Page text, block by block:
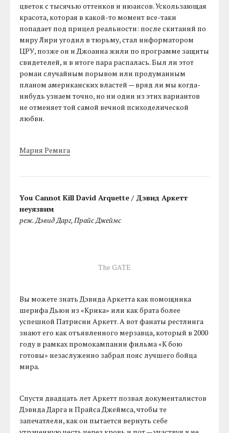
цветок с тысячью оттенков и нюансов. Ускользающая
красота, которая в какой-то момент все-таки
попадает под прицел реальности: после скитаний по
миру Лири угодил в тюрьму, стал информатором
ЦРУ, позже он и Джоанна жили по программе защиты
свидетелей, и в итоге пара распалась. Был ли этот
роман случайным порывом или продуманным
планом американских властей — вряд ли мы когда-
нибудь узнаем точно, но ни один из этих вариантов
не отменяет той самой вечной психоделической
любви.
Мария Ремига
You Cannot Kill David Arquette / Дэвид Аркетт
неуязвим
реж. Дэвид Дарг, Прайс Джеймс
The GATE
Вы можете знать Дэвида Аркетта как помощника
шерифа Дьюи из «Крика» или как брата более
успешной Патрисии Аркетт. А вот фанаты рестлинга
знают его как отъявленного мерзавца, который в 2000
году в рамках промокампании фильма «К бою
готовы» незаслуженно забрал пояс лучшего бойца
мира.
Спустя двадцать лет Аркетт позвал документалистов
Дэвида Дарга и Прайса Джеймса, чтобы те
запечатлели, как он пытается вернуть себе